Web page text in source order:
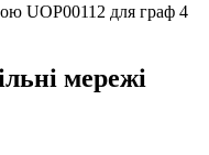
UOP00112 для граф 4
мережі